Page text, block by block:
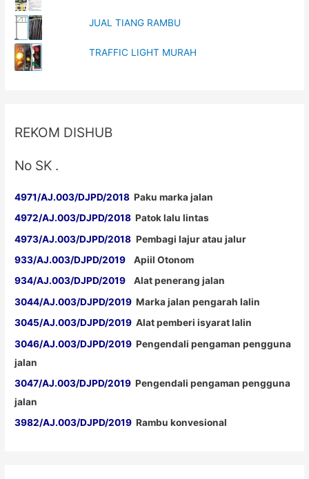
JUAL TIANG RAMBU
TRAFFIC LIGHT MURAH
REKOM DISHUB
No SK .
4971/AJ.003/DJPD/2018 Paku marka jalan
4972/AJ.003/DJPD/2018 Patok lalu lintas
4973/AJ.003/DJPD/2018 Pembagi lajur atau jalur
933/AJ.003/DJPD/2019 Apiil Otonom
934/AJ.003/DJPD/2019 Alat penerang jalan
3044/AJ.003/DJPD/2019 Marka jalan pengarah lalin
3045/AJ.003/DJPD/2019 Alat pemberi isyarat lalin
3046/AJ.003/DJPD/2019 Pengendali pengaman pengguna
jalan
3047/AJ.003/DJPD/2019 Pengendali pengaman pengguna
jalan
3982/AJ.003/DJPD/2019 Rambu konvesional